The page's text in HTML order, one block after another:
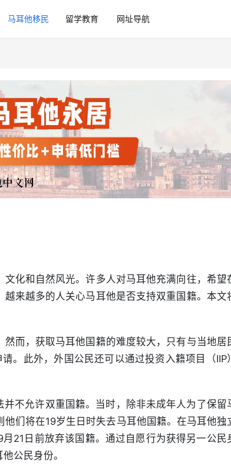
马耳他移民 留学教育 网址导航
化和自然风光。许多人对马耳他充满向往，希望
来越多的人关心马耳他是否支持双重国籍。本文
而，获取马耳他国籍的难度较大，只有与当地居
。此外，外国公民还可以通过投资入籍项目（IIP
不允许双重国籍。当时，除非未成年人为了保留
们将在19岁生日时失去马耳他国籍。在马耳他独
21日前放弃该国籍。通过自愿行为获得另一公民
公民身份。